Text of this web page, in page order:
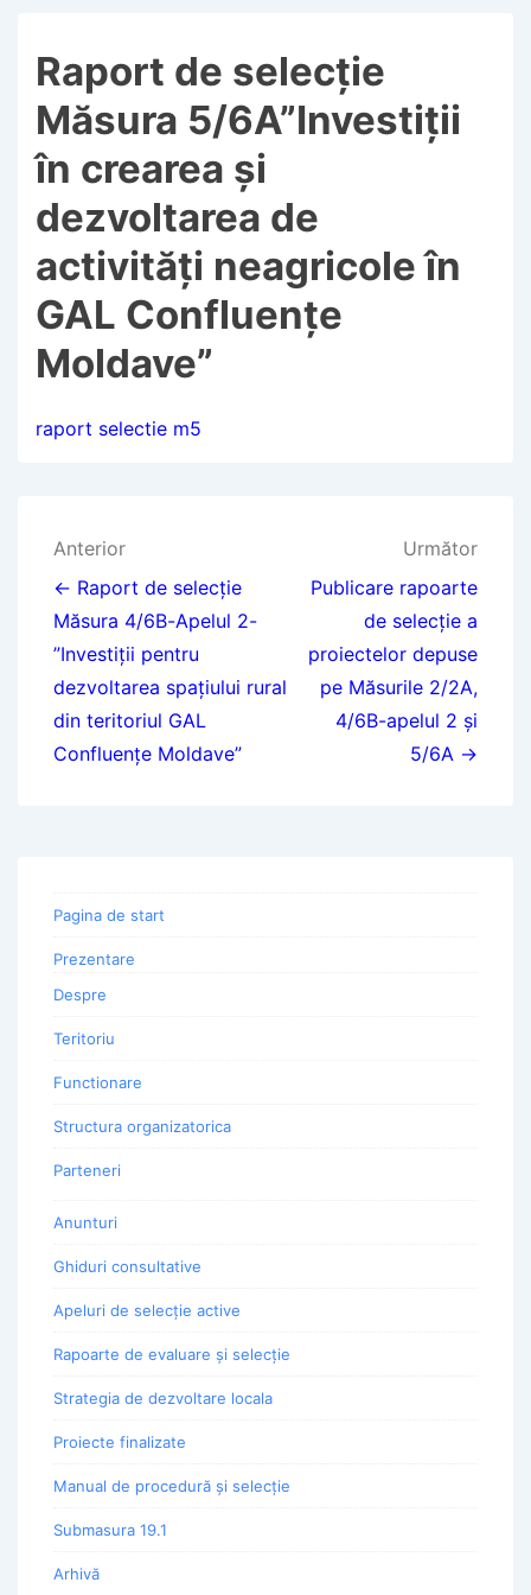
Raport de selecție
Măsura 5/6A”Investiții
în crearea și
dezvoltarea de
activități neagricole în
GAL Confluențe
Moldave”
raport selectie m5
Navigare
în
articole
Anterior
← Raport de selecție
Măsura 4/6B-Apelul 2-
”Investiții pentru
dezvoltarea spațiului rural
din teritoriul GAL
Confluențe Moldave”
Următor
Publicare rapoarte
de selecție a
proiectelor depuse
pe Măsurile 2/2A,
4/6B-apelul 2 și
5/6A →
Pagina de start
Prezentare
Despre
Teritoriu
Functionare
Structura organizatorica
Parteneri
Anunturi
Ghiduri consultative
Apeluri de selecție active
Rapoarte de evaluare și selecție
Strategia de dezvoltare locala
Proiecte finalizate
Manual de procedură și selecție
Submasura 19.1
Arhivă